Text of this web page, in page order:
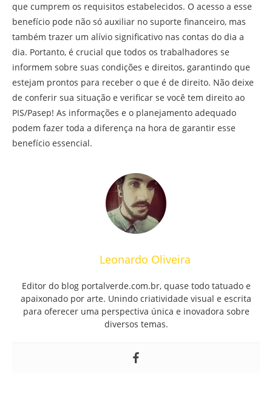
que cumprem os requisitos estabelecidos. O acesso a esse
benefício pode não só auxiliar no suporte financeiro, mas
também trazer um alívio significativo nas contas do dia a
dia. Portanto, é crucial que todos os trabalhadores se
informem sobre suas condições e direitos, garantindo que
estejam prontos para receber o que é de direito. Não deixe
de conferir sua situação e verificar se você tem direito ao
PIS/Pasep! As informações e o planejamento adequado
podem fazer toda a diferença na hora de garantir esse
benefício essencial.
Leonardo Oliveira
Editor do blog portalverde.com.br, quase todo tatuado e
apaixonado por arte. Unindo criatividade visual e escrita
para oferecer uma perspectiva única e inovadora sobre
diversos temas.